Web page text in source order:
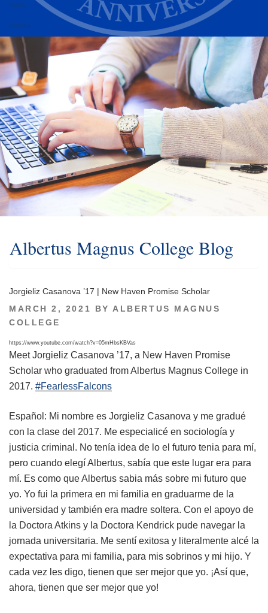
Alumni
Athletics
Albertus Magnus College Blog
Jorgieliz Casanova ’17 | New Haven Promise Scholar
POSTED
ON
MARCH 2, 2021 BY ALBERTUS MAGNUS
COLLEGE
https://www.youtube.com/watch?v=05mHbsKBVas
Meet Jorgieliz Casanova ’17, a New Haven Promise
Scholar who graduated from Albertus Magnus College in
2017. #FearlessFalcons
Español: Mi nombre es Jorgieliz Casanova y me gradué
con la clase del 2017. Me especialicé en sociología y
justicia criminal. No tenía idea de lo el futuro tenia para mí,
pero cuando elegí Albertus, sabía que este lugar era para
mí. Es como que Albertus sabia más sobre mi futuro que
yo. Yo fui la primera en mi familia en graduarme de la
universidad y también era madre soltera. Con el apoyo de
la Doctora Atkins y la Doctora Kendrick pude navegar la
jornada universitaria. Me sentí exitosa y literalmente alcé la
expectativa para mi familia, para mis sobrinos y mi hijo. Y
cada vez les digo, tienen que ser mejor que yo. ¡Así que,
ahora, tienen que ser mejor que yo!